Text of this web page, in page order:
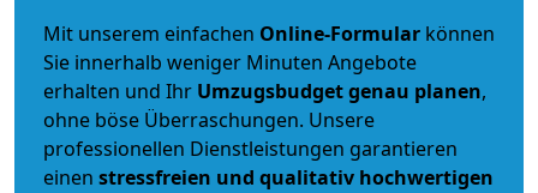
Mit unserem einfachen Online-Formular können
Sie innerhalb weniger Minuten Angebote
erhalten und Ihr Umzugsbudgetgenau planen,
ohne böse Überraschungen. Unsere
professionellen Dienstleistungen garantieren
einen stressfreien und qualitativ hochwertigen